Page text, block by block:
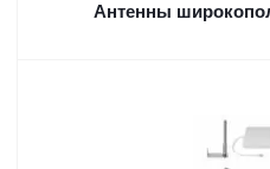
Антенны